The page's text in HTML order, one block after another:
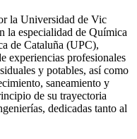
la Universidad de Vic
la especialidad de Química
de Cataluña (UPC),
experiencias profesionales
y potables, así como
saneamiento y
de su trayectoria
dedicadas tanto al